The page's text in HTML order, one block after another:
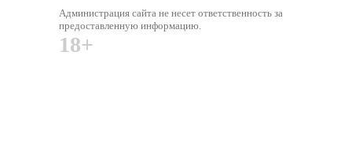
Администрация сайта не несет ответственность за
предоставленную информацию.
18+